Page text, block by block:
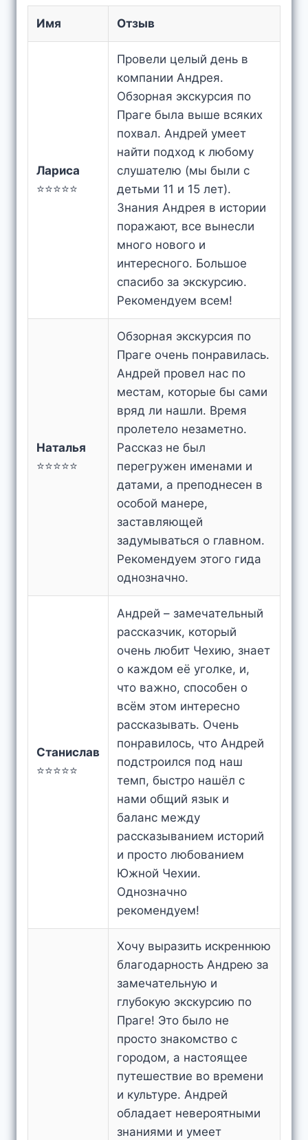
Имя Отзыв
Лариса
⭐⭐⭐⭐⭐
Провели целый день в
компании Андрея.
Обзорная экскурсия по
Праге была выше всяких
похвал. Андрей умеет
найти подход к любому
слушателю (мы были с
детьми 11 и 15 лет).
Знания Андрея в истории
поражают, все вынесли
много нового и
интересного. Большое
спасибо за экскурсию.
Рекомендуем всем!
Наталья
⭐⭐⭐⭐⭐
Обзорная экскурсия по
Праге очень понравилась.
Андрей провел нас по
местам, которые бы сами
вряд ли нашли. Время
пролетело незаметно.
Рассказ не был
перегружен именами и
датами, а преподнесен в
особой манере,
заставляющей
задумываться о главном.
Рекомендуем этого гида
однозначно.
Станислав
⭐⭐⭐⭐⭐
Андрей – замечательный
рассказчик, который
очень любит Чехию, знает
о каждом её уголке, и,
что важно, способен о
всём этом интересно
рассказывать. Очень
понравилось, что Андрей
подстроился под наш
темп, быстро нашёл с
нами общий язык и
баланс между
рассказыванием историй
и просто любованием
Южной Чехии.
Однозначно
рекомендуем!
Хочу выразить искреннюю
благодарность Андрею за
замечательную и
глубокую экскурсию по
Праге! Это было не
просто знакомство с
городом, а настоящее
путешествие во времени
и культуре. Андрей
обладает невероятными
знаниями и умеет